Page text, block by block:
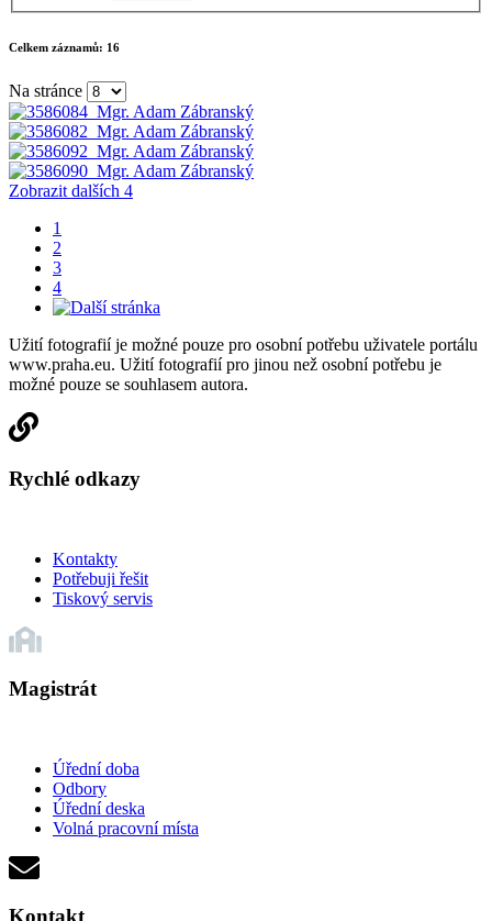
Celkem záznamů: 16
Na stránce
Zobrazit dalších 4
1
2
3
4
Užití fotografií je možné pouze pro osobní potřebu uživatele portálu
www.praha.eu. Užití fotografií pro jinou než osobní potřebu je
možné pouze se souhlasem autora.
Rychlé odkazy
Kontakty
Potřebuji řešit
Tiskový servis
Magistrát
Úřední doba
Odbory
Úřední deska
Volná pracovní místa
Kontakt